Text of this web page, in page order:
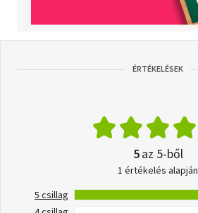
ÉRTÉKELÉSEK
5az 5-ből
1 értékelés alapján
5 csillag